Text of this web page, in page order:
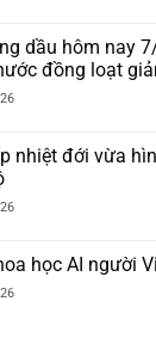
dầu hôm nay
đồng loạt
nhiệt đới vừa
học AI người